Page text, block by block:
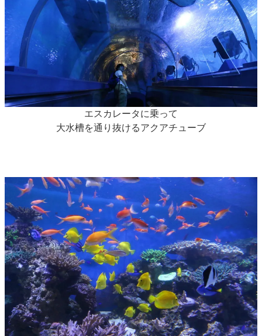
エスカレータに乗って
大水槽を通り抜けるアクアチューブ